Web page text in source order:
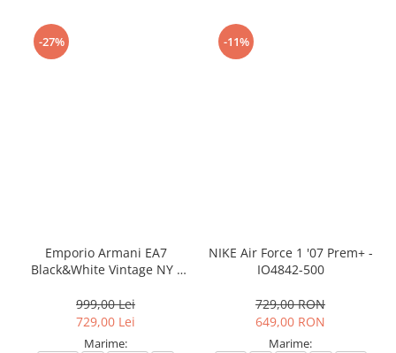
-27%
Emporio Armani EA7
Black&White Vintage NY -
999,00 Lei
729,00 Lei
Marime:
-11%
NIKE Air Force 1 '07 Prem+ -
IO4842-500
729,00 RON
649,00 RON
Marime: